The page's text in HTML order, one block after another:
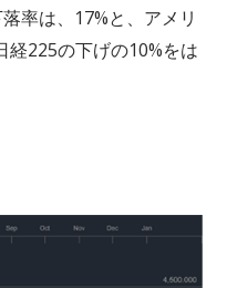
率は、17%と、アメリ
経225の下げの10%をは